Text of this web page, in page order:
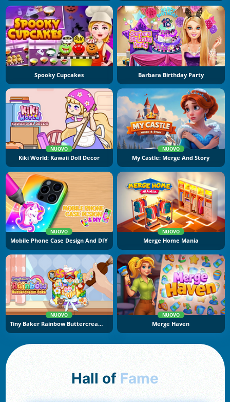
Spooky Cupcakes Barbara Birthday Party
NUOVO
Kiki World: Kawaii Doll Decor
NUOVO
My Castle: Merge And Story
NUOVO
Mobile Phone Case Design And DIY
NUOVO
Merge Home Mania
NUOVO
Tiny Baker Rainbow Buttercream Cake
NUOVO
Merge Haven
Hall of Fame